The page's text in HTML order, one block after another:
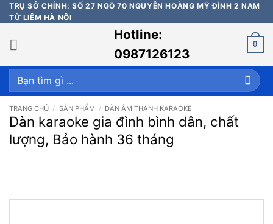
Bỏ
qua
nội
dung
TRỤ SỞ CHÍNH: SỐ 27 NGÕ 70 NGUYỄN HOÀNG MỸ ĐÌNH 2 NAM
TỪ LIÊM HÀ NỘI
Hotline:
0987126123
0
Tìm
kiếm:
TRANG CHỦ / SẢN PHẨM / DÀN ÂM THANH KARAOKE
Dàn karaoke gia đình bình dân, chất
lượng, Bảo hành 36 tháng